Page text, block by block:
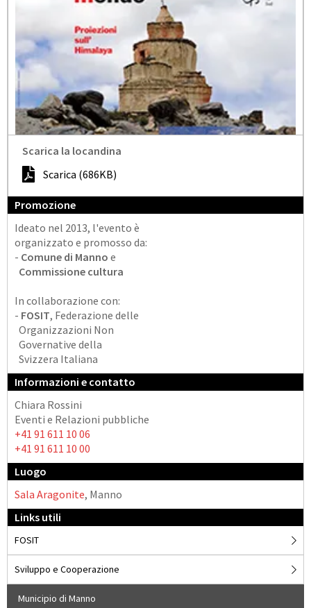
Scarica la locandina
Scarica (686KB)
Promozione
Ideato nel 2013, l'evento è
organizzato e promosso da:
- Comune di Manno e
Commissione cultura
In collaborazione con:
- FOSIT, Federazione delle
Organizzazioni Non
Governative della
Svizzera Italiana
Informazioni e contatto
Chiara Rossini
Eventi e Relazioni pubbliche
+41 91 611 10 06
+41 91 611 10 00
Luogo
Sala Aragonite, Manno
Links utili
FOSIT
Sviluppo e Cooperazione
Municipio di Manno